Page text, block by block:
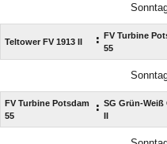
Teltower FV 1913 II : FV Turbine
55
FV Turbine Potsdam
55
: SG Grün-Weiß
II